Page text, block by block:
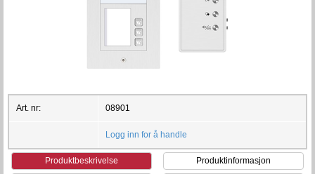
Art. nr: 08901
Logg inn for å handle
Produktbeskrivelse Produktinformasjon